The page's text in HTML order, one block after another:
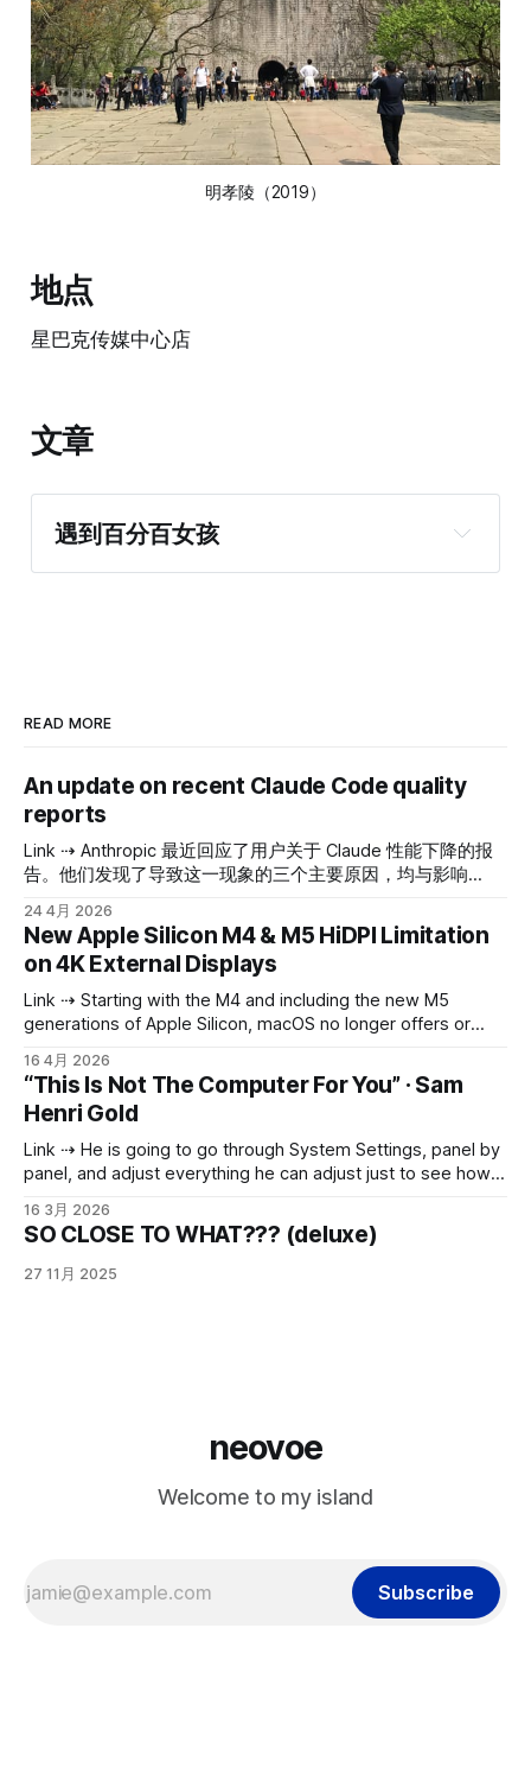
明孝陵（2019）
地点
星巴克传媒中心店
文章
遇到百分百女孩
READ MORE
An update on recent Claude Code quality
reports
Link ⇢ Anthropic 最近回应了用户关于 Claude 性能下降的报
告。他们发现了导致这一现象的三个主要原因，均与影响
Agent SDK 和 Claude Cowork 的特定更新有关。主要的 API
并未受到影响。截至 4 月 20 日，所有这些问题都已得到修
复。 以下是问题的详细说明： 1. 更慢但更聪明 vs. 更快但没
那么聪明： 3 月 4 日，为了提高 Claude Code 的运行速度，
他们将其默认的“推理力度”（reasoning effort）从 high 更改
为 medium。可以将“
24 4月 2026
New Apple Silicon M4 & M5 HiDPI Limitation
on 4K External Displays
Link ⇢ Starting with the M4 and including the new M5
generations of Apple Silicon, macOS no longer offers or
The maximum HiDPI mode available on a 3840x2160 panel
is now just 3360x1890 - M2/M3 machines did not have this
limitation.
16 4月 2026
“This Is Not The Computer For You” · Sam
Henri Gold
Link ⇢ He is going to go through System Settings, panel by
panel, and adjust everything he can adjust just to see how
with nothing in it. He is going to download Blender because
someone on Reddit said it
16 3月 2026
SO CLOSE TO WHAT??? (deluxe)
27 11月 2025
neovoe
Welcome to my island
Subscribe